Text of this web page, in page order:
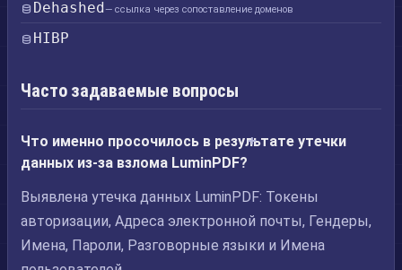
Dehashed— ссылка через сопоставление доменов
HIBP
Часто задаваемые вопросы
Что именно просочилось в результате утечки
данных из-за взлома LuminPDF?
Выявлена утечка данных LuminPDF: Токены
авторизации, Адреса электронной почты, Гендеры,
Имена, Пароли, Разговорные языки и Имена